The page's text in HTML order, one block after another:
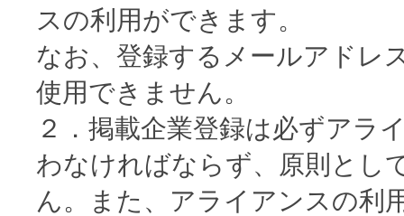
スの利用ができます。
なお、登録するメールアドレ
使用できません。
２．掲載企業登録は必ずアラ
わなければならず、原則とし
ん。また、アライアンスの利